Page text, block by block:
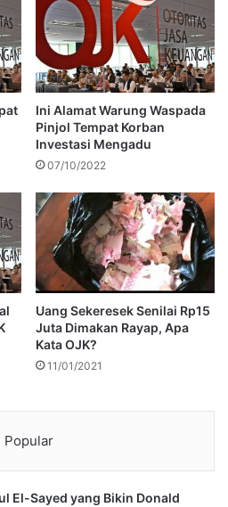
Ini Alamat Warung Waspada
Pinjol Tempat Korban
Investasi Mengadu
07/10/2022
Uang Sekeresek Senilai Rp15
Juta Dimakan Rayap, Apa
Kata OJK?
11/01/2021
Popular
El-Sayed yang Bikin Donald